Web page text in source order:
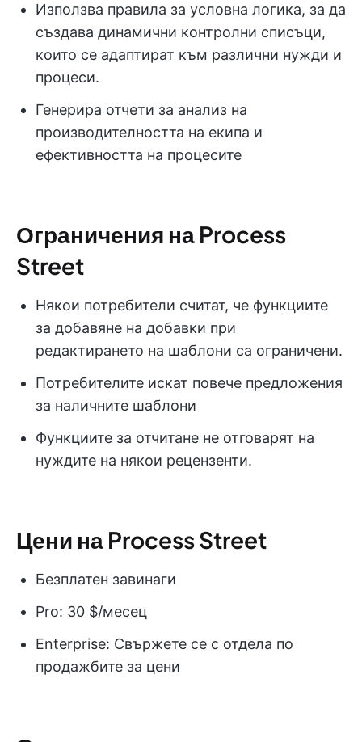
Използва правила за условна логика, за да
създава динамични контролни списъци,
които се адаптират към различни нужди и
процеси.
Генерира отчети за анализ на
производителността на екипа и
ефективността на процесите
Ограничения на Process
Street
Някои потребители считат, че функциите
за добавяне на добавки при
редактирането на шаблони са ограничени.
Потребителите искат повече предложения
за наличните шаблони
Функциите за отчитане не отговарят на
нуждите на някои рецензенти.
Цени на Process Street
Безплатен завинаги
Pro: 30 $/месец
Enterprise: Свържете се с отдела по
продажбите за цени